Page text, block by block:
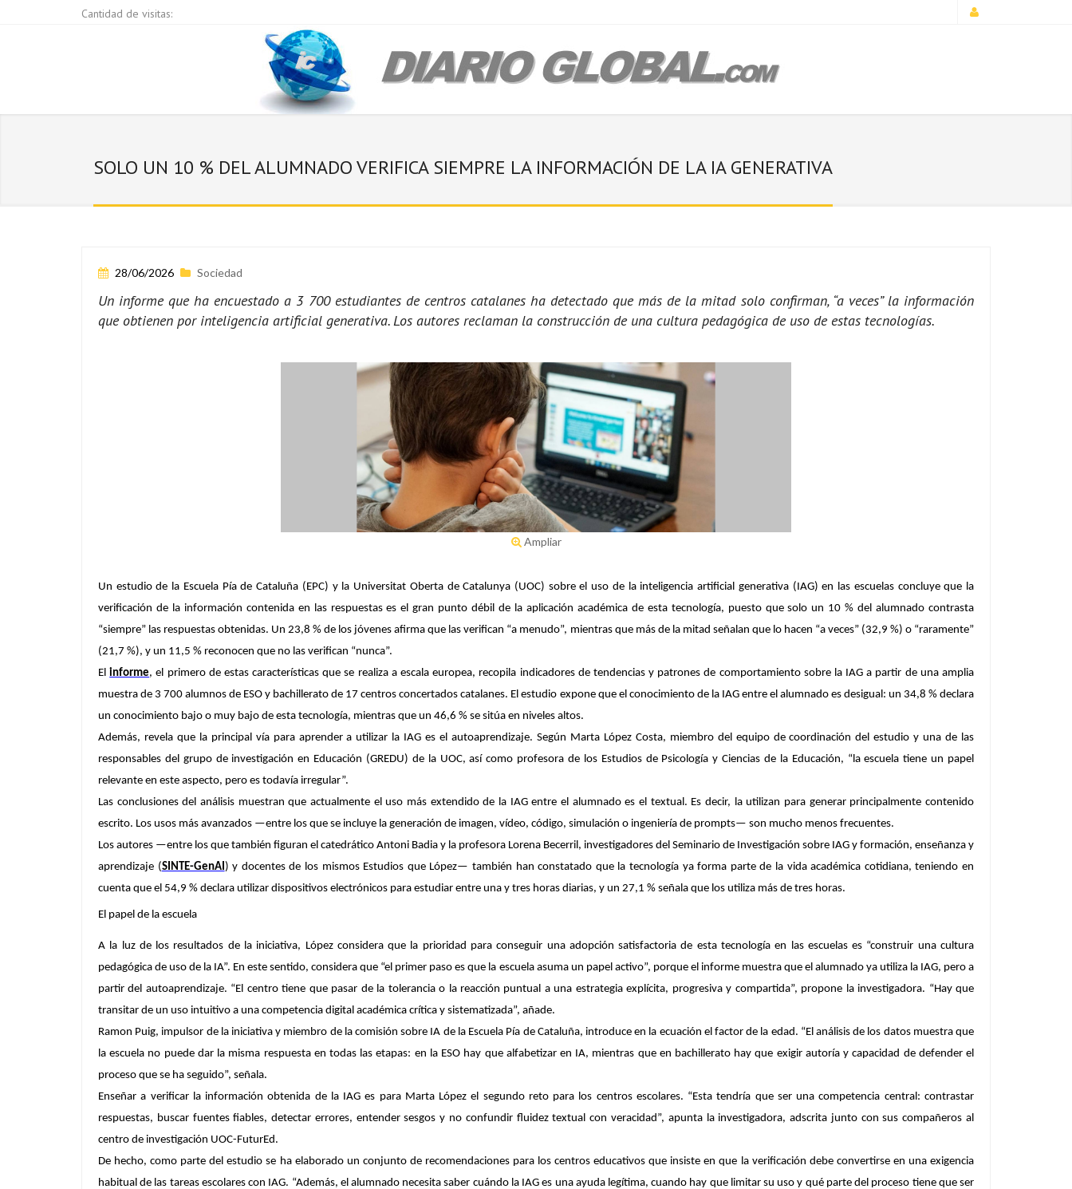
Cantidad de visitas:
SOLO UN 10 % DEL ALUMNADO VERIFICA SIEMPRE LA INFORMACIÓN DE LA IA GENERATIVA
28/06/2026 Sociedad
Un informe que ha encuestado a 3 700 estudiantes de centros catalanes ha detectado que más de la mitad solo confirman, “a veces” la información
que obtienen por inteligencia artificial generativa. Los autores reclaman la construcción de una cultura pedagógica de uso de estas tecnologías.
Ampliar
Un estudio de la Escuela Pía de Cataluña (EPC) y la Universitat Oberta de Catalunya (UOC) sobre el uso de la inteligencia artificial generativa (IAG) en las escuelas concluye que la
verificación de la información contenida en las respuestas es el gran punto débil de la aplicación académica de esta tecnología, puesto que solo un 10 % del alumnado contrasta
“siempre” las respuestas obtenidas. Un 23,8 % de los jóvenes afirma que las verifican “a menudo”, mientras que más de la mitad señalan que lo hacen “a veces” (32,9 %) o “raramente”
(21,7 %), y un 11,5 % reconocen que no las verifican “nunca”.
El informe, el primero de estas características que se realiza a escala europea, recopila indicadores de tendencias y patrones de comportamiento sobre la IAG a partir de una amplia
muestra de 3 700 alumnos de ESO y bachillerato de 17 centros concertados catalanes. El estudio expone que el conocimiento de la IAG entre el alumnado es desigual : un 34,8 % declara
un conocimiento bajo o muy bajo de esta tecnología, mientras que un 46,6 % se sitúa en niveles altos.
Además, revela que la principal vía para aprender a utilizar la IAG es el autoaprendizaje. Según Marta López Costa, miembro del equipo de coordinación del estudio y una de las
responsables del grupo de investigación en Educación (GREDU) de la UOC, así como profesora de los Estudios de Psicología y Ciencias de la Educación, “la escuela tiene un papel
relevante en este aspecto, pero es todavía irregular”.
Las conclusiones del análisis muestran que actualmente el uso más extendido de la IAG entre el alumnado es el textual. Es decir, la utilizan para generar principalmentecontenido
escrito. Los usos más avanzados —entre los que se incluye la generación de imagen, vídeo, código, simulación o ingeniería de prompts— son mucho menos frecuentes.
Los autores —entre los que también figuran el catedrático Antoni Badia y la profesora Lorena Becerril, investigadores del Seminario de Investigación sobre IAG y formación, enseñanza y
aprendizaje (SINTE-GenAI ) y docentes de los mismos Estudios que López— también han constatado que la tecnología ya forma parte de la vida académica cotidiana, teniendo en
cuenta que el 54,9 % declara utilizar dispositivos electrónicos para estudiar entre una y tres horas diarias, y un 27,1 % señala que los utiliza más de tres horas.
El papel de la escuela
A la luz de los resultados de la iniciativa, López considera que la prioridad para conseguir una adopción satisfactoria de esta tecnología en las escuelas es “construir una cultura
pedagógica de uso de la IA”. En este sentido, considera que “el primer paso es que la escuela asuma un papel activo”, porque el informe muestra que el alumnado ya utiliza la IAG, pero a
partir del autoaprendizaje. “El centro tiene que pasar de la tolerancia o la reacción puntual a una estrategia explícita, progresiva y compartida”, propone la investigadora. “Hay que
transitar de un uso intuitivo a una competencia digital académica crítica y sistematizada”, añade.
Ramon Puig, impulsor de la iniciativa y miembro de la comisión sobre IA de la Escuela Pía de Cataluña, introduce en la ecuación el factor de la edad. “El análisis de los datos muestra que
la escuela no puede dar la misma respuesta en todas las etapas: en la ESO hay que alfabetizar en IA, mientras que en bachillerato hay que exigir autoría y capacidad de defender el
proceso que se ha seguido”, señala.
Enseñar a verificar la información obtenida de la IAG es para Marta López el segundo reto para los centros escolares. “Esta tendría que ser una competencia central: contrastar
respuestas, buscar fuentes fiables, detectar errores, entender sesgos y no confundir fluidez textual con veracidad”, apunta la investigadora, adscrita junto con sus compañeros al
centro de investigación UOC-FuturEd.
De hecho, como parte del estudio se ha elaborado un conjunto de recomendaciones para los centros educativos que insiste en que la verificación debe convertirse en una exigencia
habitual de las tareas escolares con IAG. “Además, el alumnado necesita saber cuándo la IAG es una ayuda legítima, cuando hay que limitar su uso y qué parte del proceso tiene que ser